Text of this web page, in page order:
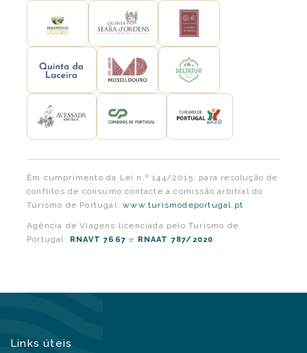
Em cumprimento da Lei n.º 144/2015, para resolução de
conflitos de consumo contacte a comissão arbitral do
Turismo de Portugal:www.turismodeportugal.pt
Agência de Viagens licenciada pelo Turismo de
Portugal: RNAVT 7667 e RNAAT 787/2020
Links úteis